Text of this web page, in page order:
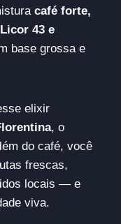
café forte,
43 e
base grossa e
elixir
, o
do café, você
frescas,
locais — e
viva.